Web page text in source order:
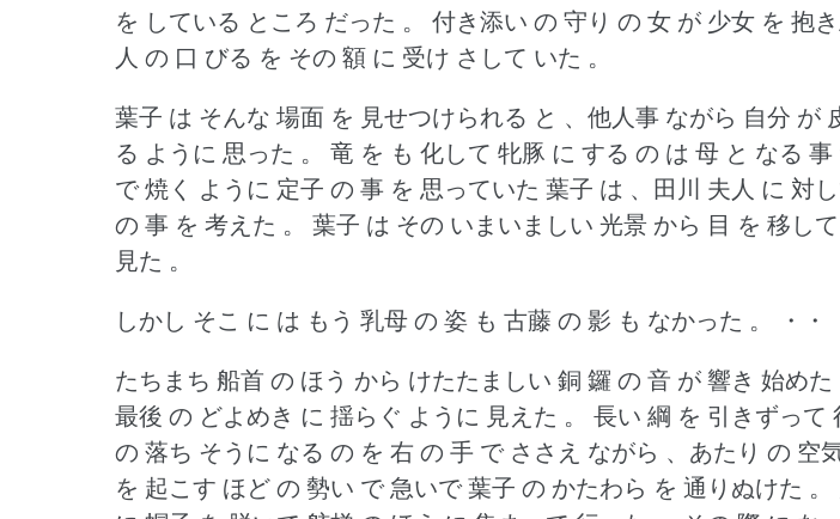
を している ところ だった 。
付き添い の 守り の 女 が 少女 を 抱
人 の 口 びる を その 額 に 受け さして いた 。
葉子 は そんな 場面 を 見せつけられる と 、他人事 ながら 自分 が
る ように 思った 。
竜 を も 化して 牝豚 に する の は 母 と なる 事
で 焼く ように 定子 の 事 を 思っていた 葉子 は 、田川 夫人 に 対
の 事 を 考えた 。
葉子 は その いまいましい 光景 から 目 を 移し
見た 。
しかし そこ に は もう 乳母 の 姿 も 古藤 の 影 も なかった 。
・・
たちまち 船首 の ほう から けたたましい 銅 鑼 の 音 が 響き 始めた
最後 の どよめき に 揺らぐ ように 見えた 。
長い 綱 を 引きずって
の 落ち そうに なる の を 右 の 手 で ささえ ながら 、あたり の 空
を 起こす ほど の 勢い で 急いで 葉子 の かたわら を 通りぬけた 。